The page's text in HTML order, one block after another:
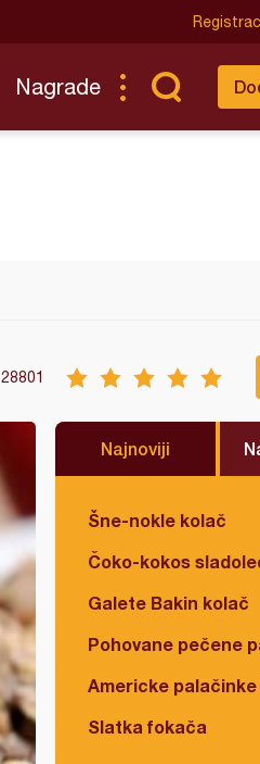
Nagrade
28801
Najnoviji
Šne-nokle kolač
Čoko-kokos
Galete Bakin kolač
Pohovane pečene
Americke palačinke
Slatka fokača